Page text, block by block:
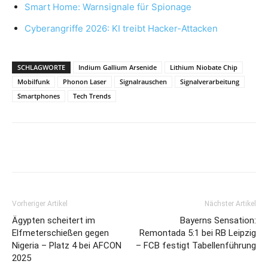
Smart Home: Warnsignale für Spionage
Cyberangriffe 2026: KI treibt Hacker-Attacken
SCHLAGWORTE Indium Gallium Arsenide
Lithium Niobate Chip
Mobilfunk
Phonon Laser Signalrauschen
Signalverarbeitung
Smartphones
Tech Trends
Vorheriger Artikel
Ägypten scheitert im
Elfmeterschießen gegen
Nigeria – Platz 4 bei AFCON
2025
Nächster Artikel
Bayerns Sensation:
Remontada 5:1 bei RB Leipzig
– FCB festigt Tabellenführung